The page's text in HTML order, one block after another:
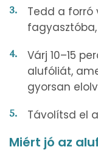
Tedd a forró
Várj 10–15
alufóliát,
gyorsan
Távolítsd el
Miért jó az